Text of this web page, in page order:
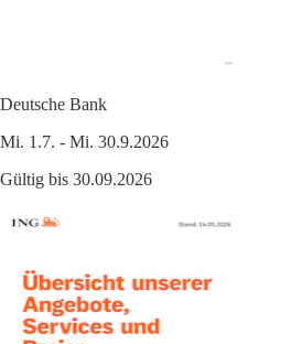
Deutsche Bank
Mi. 1.7. - Mi. 30.9.2026
Gültig bis 30.09.2026